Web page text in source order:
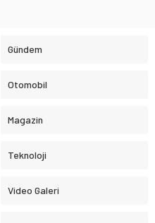
Gündem
Otomobil
Magazin
Teknoloji
Video Galeri